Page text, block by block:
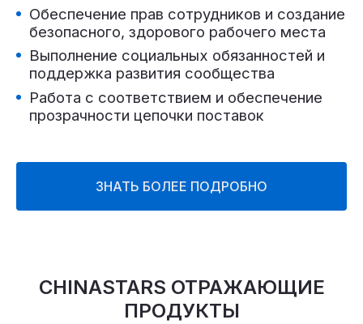
Обеспечение прав сотрудников и создание
безопасного, здорового рабочего места
Выполнение социальных обязанностей и
поддержка развития сообщества
Работа с соответствием и обеспечение
прозрачности цепочки поставок
ЗНАТЬ БОЛЕЕ ПОДРОБНО
CHINASTARS ОТРАЖАЮЩИЕ
ПРОДУКТЫ